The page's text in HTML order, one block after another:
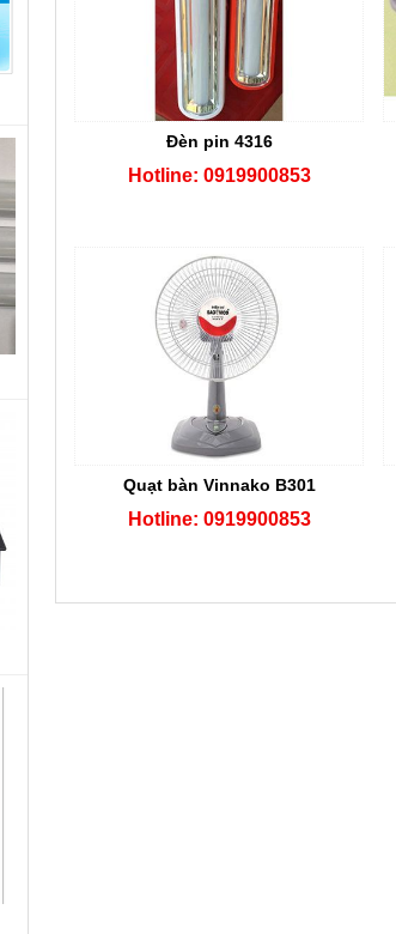
Đèn pin 4316
Hotline: 0919900853
Quạt bàn Vinnako B301
Hotline: 0919900853